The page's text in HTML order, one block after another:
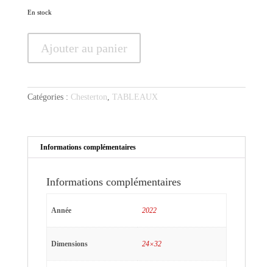
En stock
Chesterton
costume
bleu
Ajouter au panier
Catégories : Chesterton, TABLEAUX
Informations complémentaires
Informations complémentaires
Année 2022
Dimensions 24×32